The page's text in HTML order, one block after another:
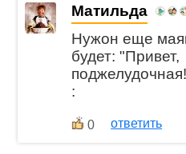
Матильда
Нужон еще
будет: "Привет,
:
0 ответить